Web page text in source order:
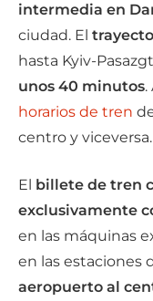
intermedia en
ciudad. El trayecto
hasta Kyiv-
unos 40 minutos.
horarios de tren
centro y viceversa.
El billete de tren
exclusivamente
en las máquinas
en las estaciones
aeropuerto al